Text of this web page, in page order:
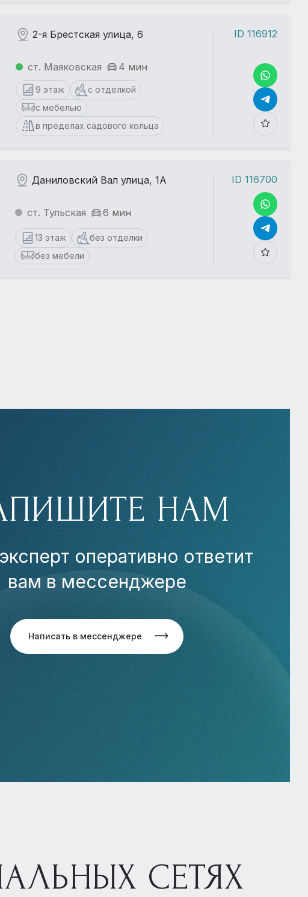
2-я Брестская улица, 6
ст. Маяковская 4 мин
9 этаж
с отделкой
с мебелью
в пределах садового кольца
ID 116912
Даниловский Вал улица, 1А
ст. Тульская 6 мин
13 этаж
без отделки
без мебели
ID 116700
НАМ
оперативно ответит
вам в мессенджере
Написать в мессенджере
СЕТЯХ